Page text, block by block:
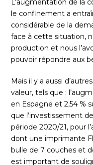
L’augmentation de la
le confinement a
considérable de la
face à cette situation,
production et nous
pouvoir répondre aux
Mais il y a aussi
valeur, tels que :
en Espagne et 2,54 %
que l’investissement
période 2020/21, pour
dont une imprimante
bulle de 7 couches et
est important de